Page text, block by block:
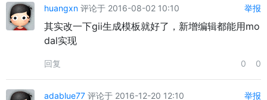
huangxn 评论于 2016-08-02 10:10 举报
其实改一下gii生成模板就好了，新增编辑都能用mo
dal实现
回复 0 0
adablue77 评论于 2016-12-20 12:10 举报